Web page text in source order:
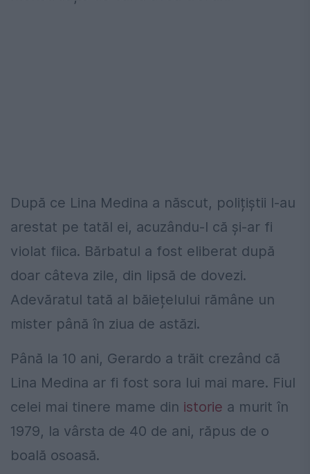
După ce Lina Medina a născut, polițiștii l-au
arestat pe tatăl ei, acuzându-l că și-ar fi
violat fiica. Bărbatul a fost eliberat după
doar câteva zile, din lipsă de dovezi.
Adevăratul tată al băiețelului rămâne un
mister până în ziua de astăzi.
Până la 10 ani, Gerardo a trăit crezând că
Lina Medina ar fi fost sora lui mai mare. Fiul
celei mai tinere mame din istorie a murit în
1979, la vârsta de 40 de ani, răpus de o
boală osoasă.